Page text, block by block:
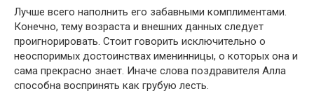
Лучше всего наполнить его забавными комплиментами.
Конечно, тему возраста и внешних данных следует
проигнорировать. Стоит говорить исключительно о
неоспоримых достоинствах именинницы, о которых она и
сама прекрасно знает. Иначе слова поздравителя Алла
способна воспринять как грубую лесть.